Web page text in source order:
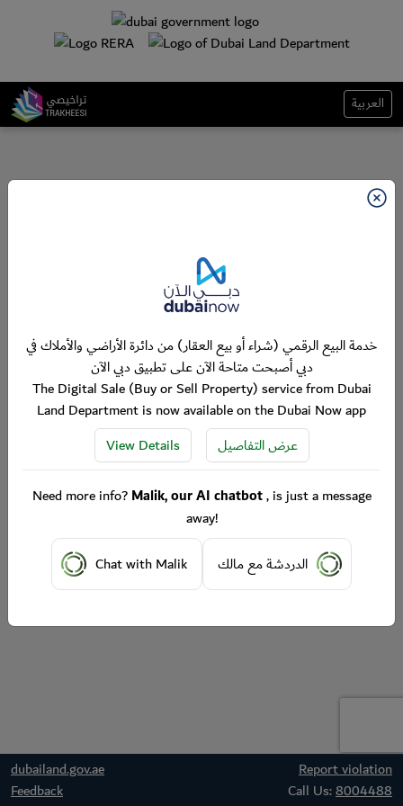
العربية
dubailand.gov.ae
Report violation
Feedback
Call Us:8004488
خدمة البيع الرقمي (شراء أو بيع العقار) من دائرة الأراضي والأملاك في
دبي أصبحت متاحة الآن على تطبيق دبي الآن
The Digital Sale (Buy or Sell Property) service from Dubai
Land Department is now available on the Dubai Now app
View Details
عرض التفاصيل
Need more info?Malik, our AI chatbot, is just a message
away!
Chat with Malik
الدردشة مع مالك